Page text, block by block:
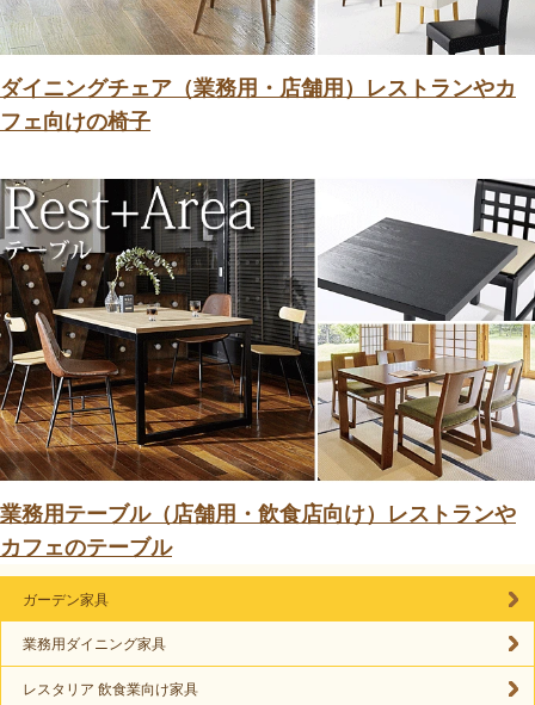
ダイニングチェア（業務用・店舗用）レストランやカ
フェ向けの椅子
業務用テーブル（店舗用・飲食店向け）レストランや
カフェのテーブル
ガーデン家具
業務用ダイニング家具
レスタリア 飲食業向け家具